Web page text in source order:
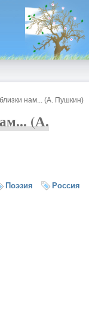
нам... (А. Пушкин)
(А.
Поэзия Россия